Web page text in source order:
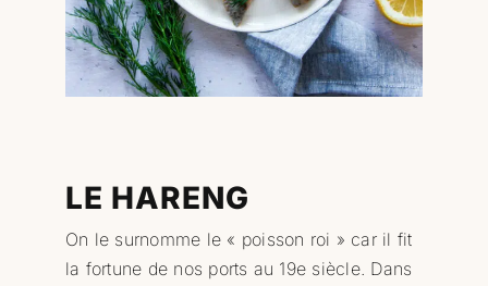
Professionnels
LE HARENG
On le surnomme le « poisson roi » car il fit
la fortune de nos ports au 19e siècle. Dans